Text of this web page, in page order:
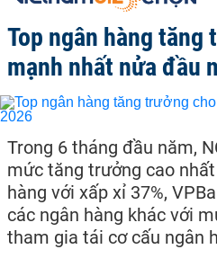
Top ngân hàng tăng
mạnh nhất nửa đầu
Trong 6 tháng đầu năm,
mức tăng trưởng cao
hàng với xấp xỉ 37%,
các ngân hàng khác với
tham gia tái cơ cấu ngân